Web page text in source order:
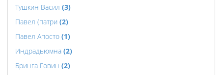
Тушкин Васил (3)
Павел (патри (2)
Павел Апосто (1)
Индрадьюмна (2)
Бринга Говин (2)